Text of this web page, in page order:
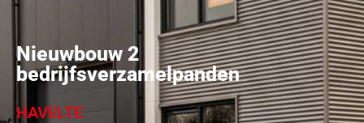
Nieuwbouw 2
bedrijfsverzamelpanden
HAVELTE